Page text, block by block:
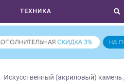
ТЕХНИКА
Искусственный (акриловый)